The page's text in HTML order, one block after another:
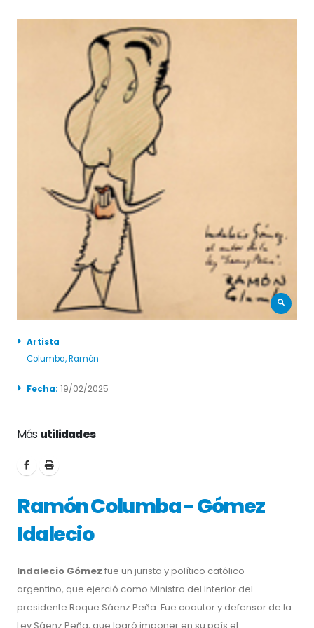
Artista
Columba, Ramón
Fecha: 19/02/2025
Más utilidades
Ramón Columba - Gómez
Idalecio
Indalecio Gómez fue un jurista y político católico
argentino, que ejerció como Ministro del Interior del
presidente Roque Sáenz Peña. Fue coautor y defensor de la
Ley Sáenz Peña, que logró imponer en su país el